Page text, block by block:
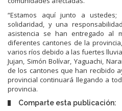
“Estamos aquí junto a
solidaridad, y una
asistencia se han entregado al
diferentes cantones de la
varios ríos debido a las fuertes
Jujan, Simón Bolívar, Yaguachi,
de los cantones que han recibido
provincial continuará llegando a
provincia.
Comparte esta publicación: